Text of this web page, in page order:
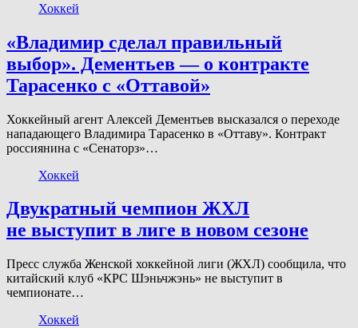
Хоккей
«Владимир сделал правильный
выбор». Дементьев — о контракте
Тарасенко с «Оттавой»
Хоккейный агент Алексей Дементьев высказался о переходе
нападающего Владимира Тарасенко в «Оттаву». Контракт
россиянина с «Сенаторз»…
Хоккей
Двукратный чемпион ЖХЛ
не выступит в лиге в новом сезоне
Пресс служба Женской хоккейной лиги (ЖХЛ) сообщила, что
китайский клуб «КРС Шэньчжэнь» не выступит в
чемпионате…
Хоккей